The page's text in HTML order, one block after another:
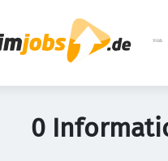
0